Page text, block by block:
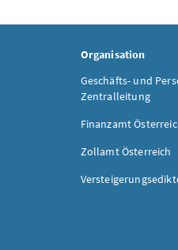
Organisation
Geschäfts- und
Zentralleitung
Finanzamt
Zollamt Österreich